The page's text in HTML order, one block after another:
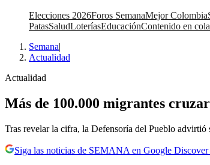
Elecciones 2026Foros SemanaMejor Colombia
PatasSaludLoteríasEducaciónContenido en
Semana|
Actualidad
Actualidad
Más de 100.000 migrantes
Tras revelar la cifra, la Defensoría del Pueblo
Siga las noticias de SEMANA en Google